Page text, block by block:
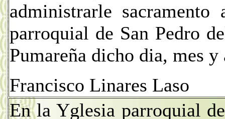
administrarle
parroquial de San Pedro
Pumareña dicho dia, mes y
Francisco Linares Laso
En la Yglesia parroquial